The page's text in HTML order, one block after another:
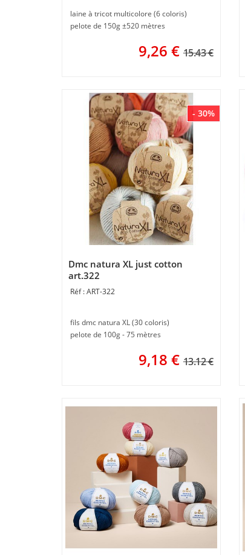
laine à tricot multicolore (6 coloris)
pelote de 150g ±520 mètres
9,26 € 15.43 €
- 30%
Dmc natura XL just cotton
art.322
ART-322
fils dmc natura XL (30 coloris)
pelote de 100g - 75 mètres
9,18 € 13.12 €